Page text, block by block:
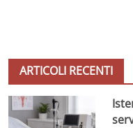
ARTICOLI RECENTI